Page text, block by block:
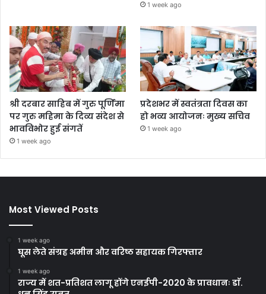
1 week ago
श्री दरबार साहिब में गुरु पूर्णिमा
पर गुरु महिमा के दिव्य संदेश से
भावविभोर हुई संगतें
1 week ago
प्रदेशभर में स्वतंत्रता दिवस का
हो भव्य आयोजनः मुख्य सचिव
1 week ago
Most Viewed Posts
1 week ago
घूस लेते संग्रह अमीन और वरिष्ठ सहायक गिरफ्तार
1 week ago
राज्य में शत-प्रतिशत लागू होंगे एनईपी-2020 के प्रावधानः डाॅ.